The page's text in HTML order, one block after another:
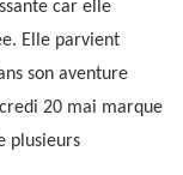
car elle
Elle parvient
son aventure
20 mai marque
plusieurs